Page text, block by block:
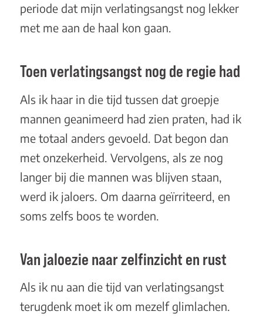
periode dat mijn verlatingsangst nog lekker
met me aan de haal kon gaan.
Toen verlatingsangst nog de regie had
Als ik haar in die tijd tussen dat groepje
mannen geanimeerd had zien praten, had ik
me totaal anders gevoeld. Dat begon dan
met onzekerheid. Vervolgens, als ze nog
langer bij die mannen was blijven staan,
werd ik jaloers. Om daarna geïrriteerd, en
soms zelfs boos te worden.
Van jaloezie naar zelfinzicht en rust
Als ik nu aan die tijd van verlatingsangst
terugdenk moet ik om mezelf glimlachen.